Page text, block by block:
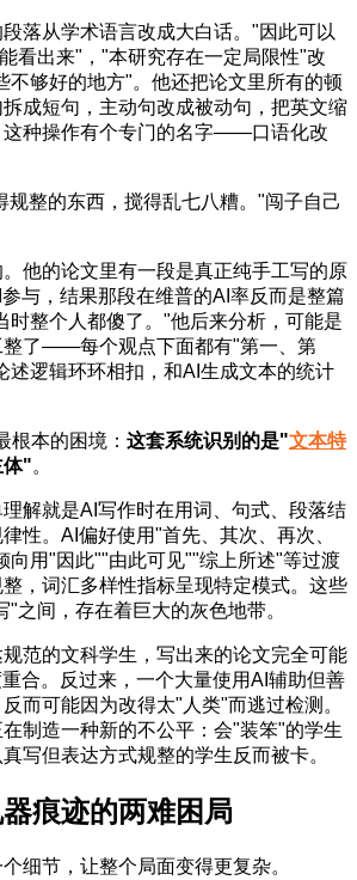
落从学术语言改成大白话。"因此可以
看出来"，"本研究存在一定局限性"改
不够好的地方"。他还把论文里所有的顿
成短句，主动句改成被动句，把英文缩
这种操作有个专门的名字——口语化改
规整的东西，搅得乱七八糟。"闯子自己
他的论文里有一段是真正纯手工写的原
与，结果那段在维普的AI率反而是整篇
时整个人都傻了。"他后来分析，可能是
整了——每个观点下面都有"第一、第
述逻辑环环相扣，和AI生成文本的统计
根本的困境： 这套系统识别的是"文本特
体"。
解就是AI写作时在用词、句式、段落结
性。AI偏好使用"首先、其次、再次、
向用"因此""由此可见""综上所述"等过渡
，词汇多样性指标呈现特定模式。这些
之间，存在着巨大的灰色地带。
范的文科学生，写出来的论文完全可能
合。反过来，一个大量使用AI辅助但善
而可能因为改得太"人类"而逃过检测。
制造一种新的不公平：会"装笨"的学生
写但表达方式规整的学生反而被卡。
痕迹的两难困局
细节，让整个局面变得更复杂。